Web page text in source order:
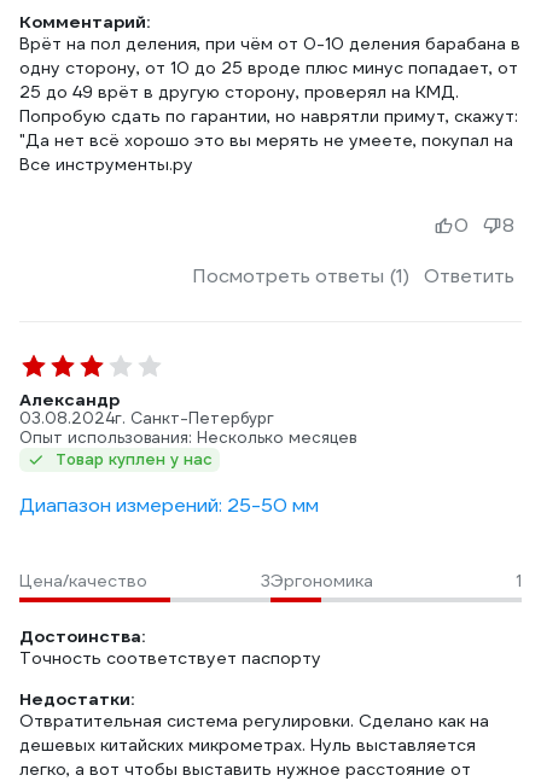
Комментарий:
Врёт на пол деления, при чём от 0-10 деления барабана в
одну сторону, от 10 до 25 вроде плюс минус попадает, от
25 до 49 врёт в другую сторону, проверял на КМД.
Попробую сдать по гарантии, но наврятли примут, скажут:
"Да нет всё хорошо это вы мерять не умеете, покупал на
Все инструменты.ру
Посмотреть ответы (1) Ответить
0 8
Александр
03.08.2024г. Санкт-Петербург
Опыт использования: Несколько месяцев
Товар куплен у нас
Диапазон измерений: 25-50 мм
Цена/качество 3Эргономика 1
Достоинства:
Точность соответствует паспорту
Недостатки:
Отвратительная система регулировки. Сделано как на
дешевых китайских микрометрах. Нуль выставляется
легко, а вот чтобы выставить нужное расстояние от